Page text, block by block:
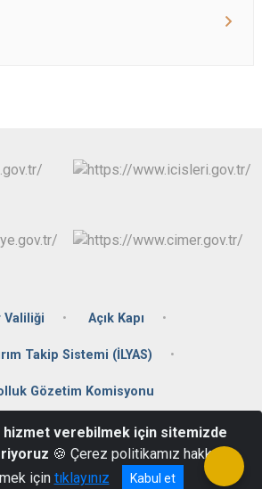
Valiliği Açık Kapı
Takip Sistemi (İLYAS)
Gözetim Komisyonu
Mehmet Cad. No:11 Kemer/BURDUR
0248 511 22 22
hizmet verebilmek için sitemizde
🍪 Çerez politikamız hakkında
için tıklayınız Kabul et